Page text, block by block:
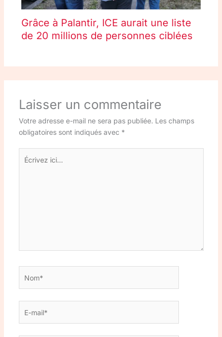
Grâce à Palantir, ICE aurait une liste
de 20 millions de personnes ciblées
Laisser un commentaire
Votre adresse e-mail ne sera pas publiée. Les champs
obligatoires sont indiqués avec *
ici…
mail*